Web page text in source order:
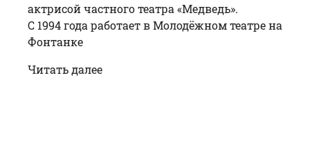
актрисой частного театра «Медведь».
С 1994 года работает в Молодёжном театре на
Фонтанке
Читать далее